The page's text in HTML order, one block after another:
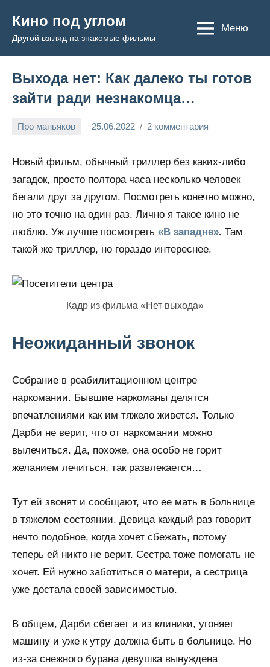
содержимому
Кино под углом
Другой взгляд на знакомые фильмы
Меню
Выхода нет: Как далеко ты готов
зайти ради незнакомца…
Про маньяков 25.06.2022
Admin
2 комментария
Новый фильм, обычный триллер без каких-либо
загадок, просто полтора часа несколько человек
бегали друг за другом. Посмотреть конечно можно,
но это точно на один раз. Лично я такое кино не
люблю. Уж лучше посмотреть «В западне». Там
такой же триллер, но гораздо интереснее.
Кадр из фильма «Нет выхода»
Неожиданный звонок
Собрание в реабилитационном центре
наркомании. Бывшие наркоманы делятся
впечатлениями как им тяжело живется. Только
Дарби не верит, что от наркомании можно
вылечиться. Да, похоже, она особо не горит
желанием лечиться, так развлекается…
Тут ей звонят и сообщают, что ее мать в больнице
в тяжелом состоянии. Девица каждый раз говорит
нечто подобное, когда хочет сбежать, потому
теперь ей никто не верит. Сестра тоже помогать не
хочет. Ей нужно заботиться о матери, а сестрица
уже достала своей зависимостью.
В общем, Дарби сбегает и из клиники, угоняет
машину и уже к утру должна быть в больнице. Но
из-за снежного бурана девушка вынуждена